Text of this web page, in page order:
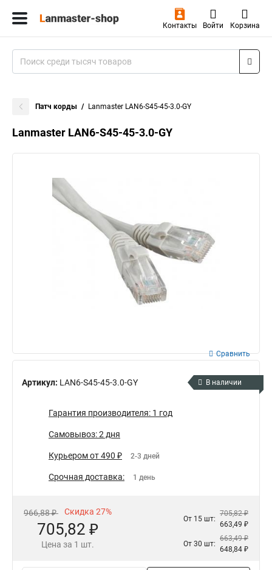
Контакты Войти Корзина
Патч корды Lanmaster LAN6-S45-45-3.0-GY
Lanmaster LAN6-S45-45-3.0-GY
Артикул: LAN6-S45-45-3.0-GY
Сравнить
В наличии
Гарантия производителя: 1 год
Самовывоз: 2 дня
Курьером от 490 ₽ 2-3 дней
Срочная доставка: 1 день
966,88 ₽ Скидка 27%
705,82 ₽
Цена за 1 шт.
От 15 шт:
705,82 ₽
663,49 ₽
От 30 шт:
663,49 ₽
648,84 ₽